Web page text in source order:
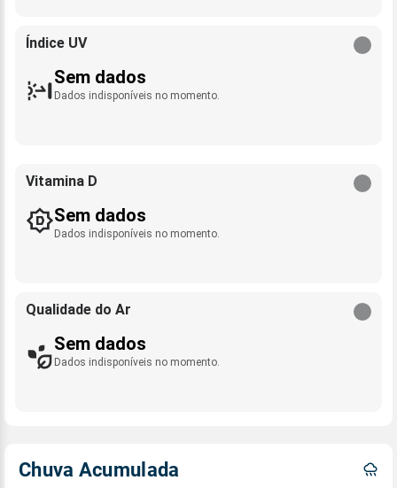
Índice UV
Sem dados
Dados indisponíveis no momento.
Vitamina D
Sem dados
Dados indisponíveis no momento.
Qualidade do Ar
Sem dados
Dados indisponíveis no momento.
Chuva Acumulada